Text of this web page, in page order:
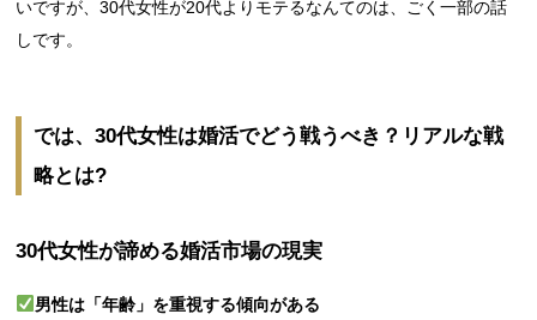
いですが、30代女性が20代よりモテるなんてのは、ごく一部の話
しです。
では、30代女性は婚活でどう戦うべき？リアルな戦
略とは?
30代女性が諦める婚活市場の現実
男性は「年齢」を重視する傾向がある